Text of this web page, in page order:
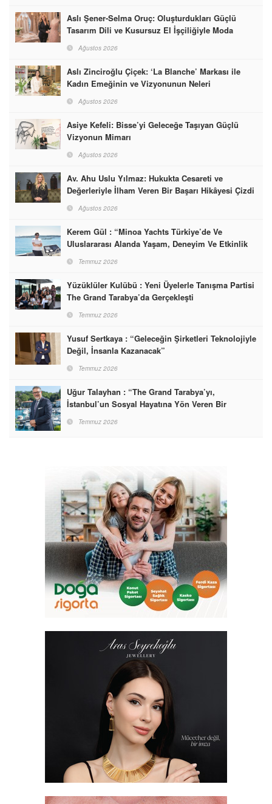
Aslı Şener-Selma Oruç: Oluşturdukları Güçlü
Tasarım Dili ve Kusursuz El İşçiliğiyle Moda
Dünyasına İmzalarını Attılar
Ağustos 2026
Aslı Zinciroğlu Çiçek: ‘La Blanche’ Markası ile
Kadın Emeğinin ve Vizyonunun Neleri
Başarabileceğinin En Güzel Örneğini Sunuyor
Ağustos 2026
Asiye Kefeli: Bisse’yi Geleceğe Taşıyan Güçlü
Vizyonun Mimarı
Ağustos 2026
Av. Ahu Uslu Yılmaz: Hukukta Cesareti ve
Değerleriyle İlham Veren Bir Başarı Hikâyesi Çizdi
Ağustos 2026
Kerem Gül : “Minoa Yachts Türkiye’de Ve
Uluslararası Alanda Yaşam, Deneyim Ve Etkinlik
Markası Olacak”
Temmuz 2026
Yüzüklüler Kulübü : Yeni Üyelerle Tanışma Partisi
The Grand Tarabya’da Gerçekleşti
Temmuz 2026
Yusuf Sertkaya : “Geleceğin Şirketleri Teknolojiyle
Değil, İnsanla Kazanacak”
Temmuz 2026
Uğur Talayhan : “The Grand Tarabya’yı,
İstanbul’un Sosyal Hayatına Yön Veren Bir
Destinasyon Haline Getirmeyi Hedefliyorum”
Temmuz 2026